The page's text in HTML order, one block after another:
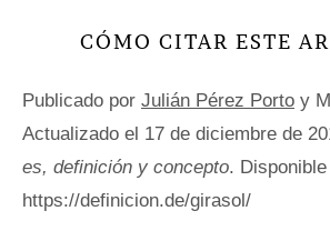
CÓMO CITAR ESTE
Publicado por Julián Pérez Porto y
Actualizado el 17 de diciembre de
es, definición y concepto.
https://definicion.de/girasol/